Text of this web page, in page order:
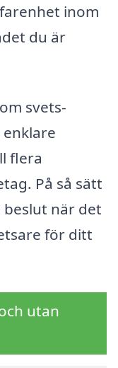
inom
du är
svets-
flera
På så sätt
när det
för ditt
utan